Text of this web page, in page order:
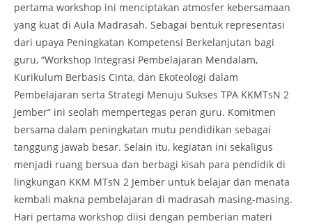
pertama workshop ini menciptakan atmosfer kebersamaan
yang kuat di Aula Madrasah. Sebagai bentuk representasi
dari upaya Peningkatan Kompetensi Berkelanjutan bagi
guru, “Workshop Integrasi Pembelajaran Mendalam,
Kurikulum Berbasis Cinta, dan Ekoteologi dalam
Pembelajaran serta Strategi Menuju Sukses TPA KKMTsN 2
Jember” ini seolah mempertegas peran guru. Komitmen
bersama dalam peningkatan mutu pendidikan sebagai
tanggung jawab besar. Selain itu, kegiatan ini sekaligus
menjadi ruang bersua dan berbagi kisah para pendidik di
lingkungan KKM MTsN 2 Jember untuk belajar dan menata
kembali makna pembelajaran di madrasah masing-masing.
Hari pertama workshop diisi dengan pemberian materi